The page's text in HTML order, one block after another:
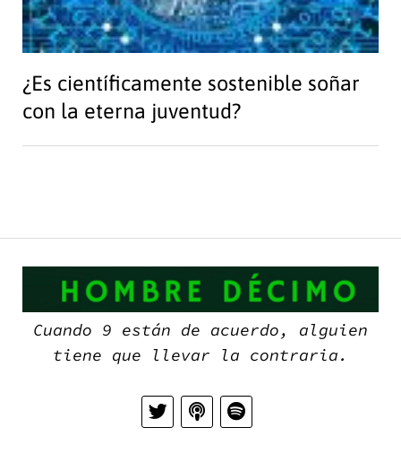
¿Es científicamente sostenible soñar
con la eterna juventud?
Cuando 9 están de acuerdo, alguien
tiene que llevar la contraria.